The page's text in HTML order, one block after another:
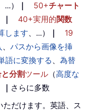
...） ｜ 50+チャート
｜ 40+実用的関数
します、...） ｜
19
、 パスから画像を挿
語に変換する、 為替
分割ツール （高度な
｜ さらに多数
だけます。英語、ス